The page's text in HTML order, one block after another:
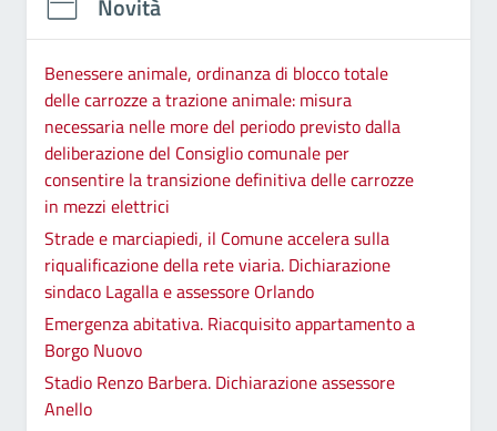
Novità
Benessere animale, ordinanza di blocco totale
delle carrozze a trazione animale: misura
necessaria nelle more del periodo previsto dalla
deliberazione del Consiglio comunale per
consentire la transizione definitiva delle carrozze
in mezzi elettrici
Strade e marciapiedi, il Comune accelera sulla
riqualificazione della rete viaria. Dichiarazione
sindaco Lagalla e assessore Orlando
Emergenza abitativa. Riacquisito appartamento a
Borgo Nuovo
Stadio Renzo Barbera. Dichiarazione assessore
Anello